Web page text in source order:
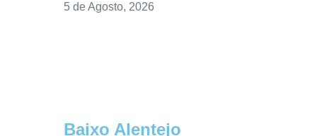
5 de Agosto, 2026
Baixo Alentejo